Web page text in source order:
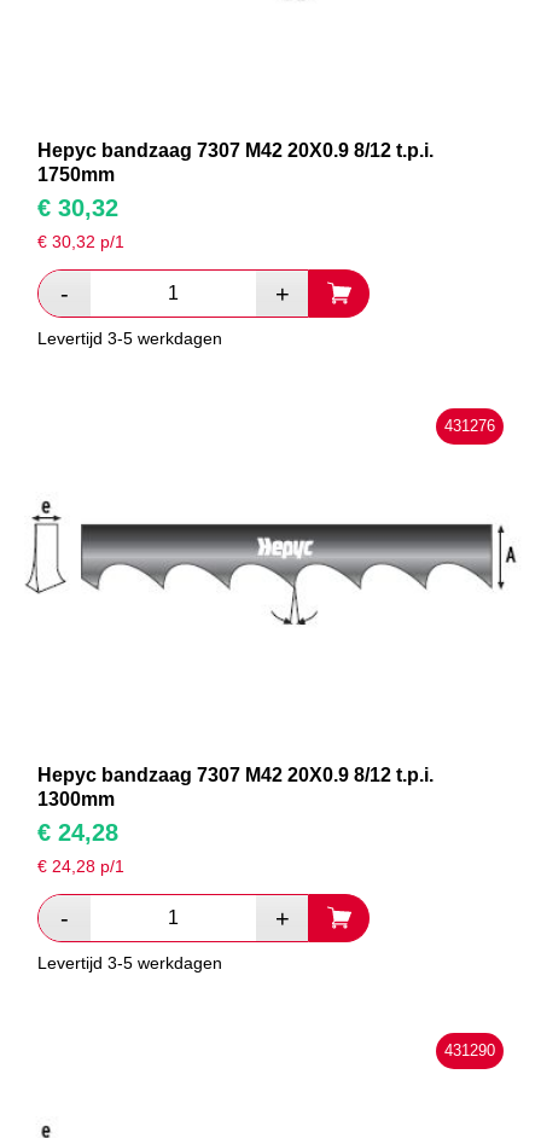
Hepyc bandzaag 7307 M42 20X0.9 8/12 t.p.i.
1750mm
€ 30,32
€30,32 p/1
Levertijd 3-5 werkdagen
431276
Hepyc bandzaag 7307 M42 20X0.9 8/12 t.p.i.
1300mm
€ 24,28
€24,28 p/1
Levertijd 3-5 werkdagen
431290